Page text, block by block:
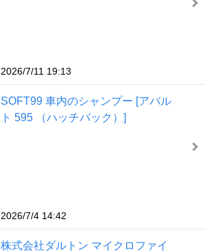
2026/7/11 19:13
SOFT99 車内のシャンプー [アバル
ト 595 （ハッチバック）]
2026/7/4 14:42
株式会社ダルトン マイクロファイ